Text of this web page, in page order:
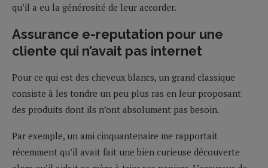
qu’il a eu la générosité de leur accorder.
Assurance e-reputation pour une
cliente qui n’avait pas internet
Pour ce qui est des cheveux blancs, un grand classique
consiste à les tondre un peu plus ras en leur proposant
des produits dont ils n’ont absolument pas besoin.
Par exemple, un ami cinquantenaire me rapportait
récemment qu’il avait fait une bien curieuse découverte